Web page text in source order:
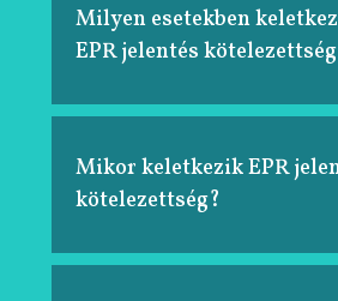
Milyen esetekben
EPR jelentés
Mikor keletkezik EPR
kötelezettség?